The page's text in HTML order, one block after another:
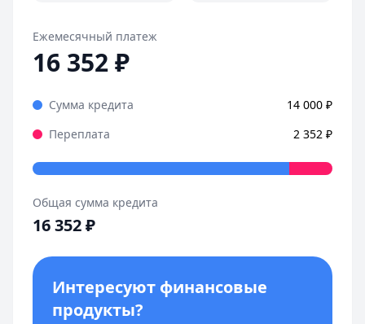
Ежемесячный платеж
16 352₽
Сумма кредита 14 000 ₽
Переплата
2 352 ₽
Общая сумма кредита
16 352₽
Интересуют финансовые
продукты?